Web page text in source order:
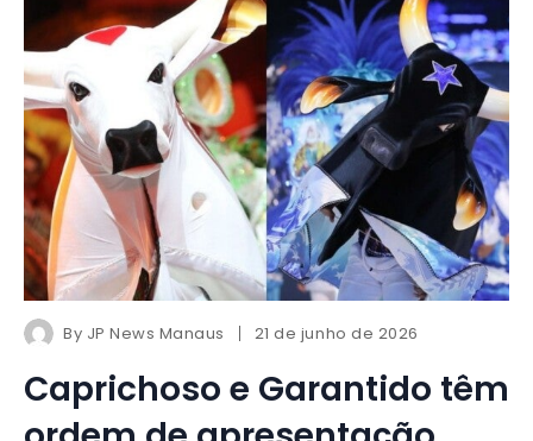
By JP News Manaus 21 de junho de 2026
Caprichoso e Garantido têm